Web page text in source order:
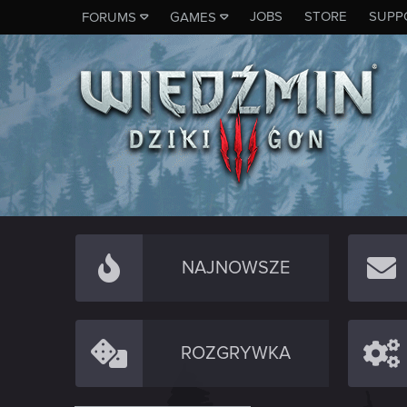
FORUMS GAMES JOBS STORE
NAJNOWSZE
ROZGRYWKA